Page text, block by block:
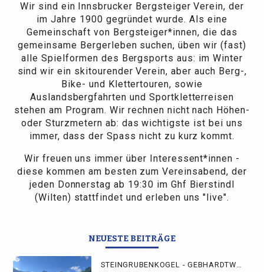
Wir sind ein Innsbrucker Bergsteiger Verein, der
im Jahre 1900 gegründet wurde. Als eine
Gemeinschaft von Bergsteiger*innen, die das
gemeinsame Bergerleben suchen, üben wir (fast)
alle Spielformen des Bergsports aus: im Winter
sind wir ein skitourender Verein, aber auch Berg-,
Bike- und Klettertouren, sowie
Auslandsbergfahrten und Sportkletterreisen
stehen am Program. Wir rechnen nicht nach Höhen-
oder Sturzmetern ab: das wichtigste ist bei uns
immer, dass der Spass nicht zu kurz kommt.
Wir freuen uns immer über Interessent*innen -
diese kommen am besten zum Vereinsabend, der
jeden Donnerstag ab 19:30 im Ghf Bierstindl
(Wilten) stattfindet und erleben uns "live".
NEUESTE BEITRÄGE
STEINGRUBENKOGEL - GEBHARDTWEG